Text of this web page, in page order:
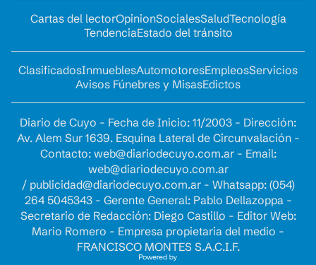
Cartas del lectorOpinionSocialesSaludTecnología
TendenciaEstado del tránsito
ClasificadosInmueblesAutomotoresEmpleosServicios
Avisos Fúnebres y MisasEdictos
Diario de Cuyo - Fecha de Inicio: 11/2003 - Dirección:
Av. Alem Sur 1639. Esquina Lateral de Circunvalación -
Contacto: web@diariodecuyo.com.ar- Email:
web@diariodecuyo.com.ar
/ publicidad@diariodecuyo.com.ar- Whatsapp: (054)
264 5045343 - Gerente General: Pablo Dellazoppa -
Secretario de Redacción: Diego Castillo - Editor Web:
Mario Romero - Empresa propietaria del medio -
FRANCISCO MONTES S.A.C.I.F.